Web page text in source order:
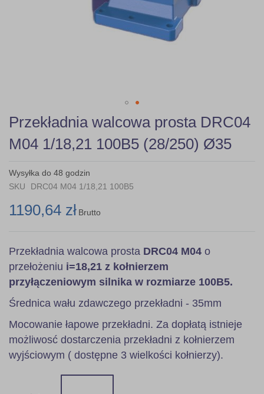
Skip
to
the
beginning
the
images
Przekładnia walcowa prosta DRC04
M04 1/18,21 100B5 (28/250) Ø35
Wysyłka do 48 godzin
SKU
DRC04 M04 1/18,21 100B5
1190,64 zł Brutto
Przekładnia walcowa prosta DRC04 M04 o
przełożeniu i=18,21 z kołnierzem
przyłączeniowym silnika w rozmiarze 100B5.
Średnica wału zdawczego przekładni - 35mm
Mocowanie łapowe przekładni. Za dopłatą istnieje
możliwosć dostarczenia przekładni z kołnierzem
wyjściowym ( dostępne 3 wielkości kołnierzy).